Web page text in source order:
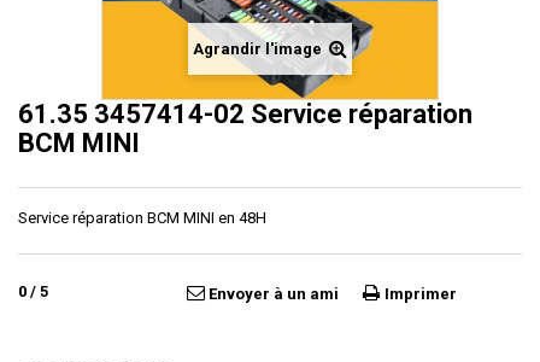
Agrandir l'image
61.35 3457414-02 Service réparation
BCM MINI
Service réparation BCM MINI en 48H
0 / 5 Envoyer à un ami Imprimer